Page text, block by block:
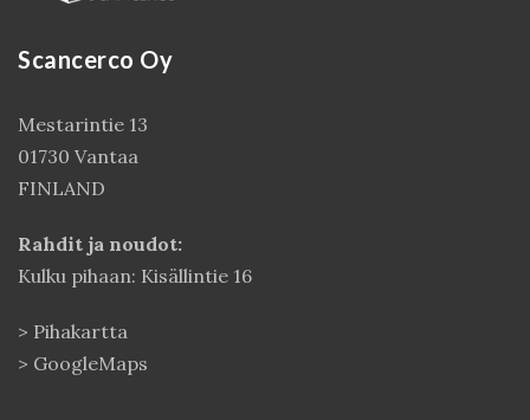
Scancerco Oy
Mestarintie 13
01730 Vantaa
FINLAND
Rahdit ja noudot:
Kulku pihaan: Kisällintie 16
> Pihakartta
> GoogleMaps